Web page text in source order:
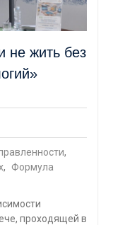
не жить без
,
,
Формула
проходящей в